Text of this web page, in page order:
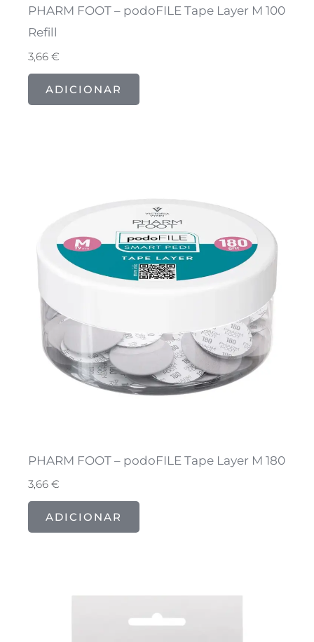
PHARM FOOT – podoFILE Tape Layer M 100
Refill
3,66€
ADICIONAR
PHARM FOOT – podoFILE Tape Layer M 180
3,66€
ADICIONAR